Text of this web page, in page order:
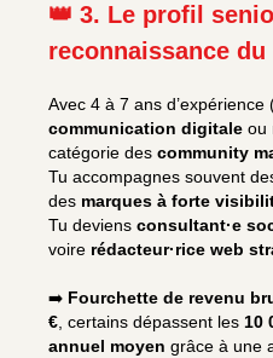
👑 3. Le profil
reconnaissance
Avec 4 à 7 ans d’expérience
communication digitale ou
catégorie des community
Tu accompagnes souvent
des marques à forte
Tu deviens consultant·e
voire rédacteur·rice web
➡️ Fourchette de revenu
€, certains dépassent les 10
annuel moyen grâce à une